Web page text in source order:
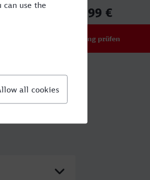
59,99 €
Verbindung prüfen